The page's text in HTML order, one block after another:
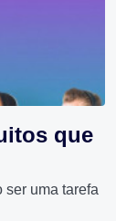
que
ser uma tarefa